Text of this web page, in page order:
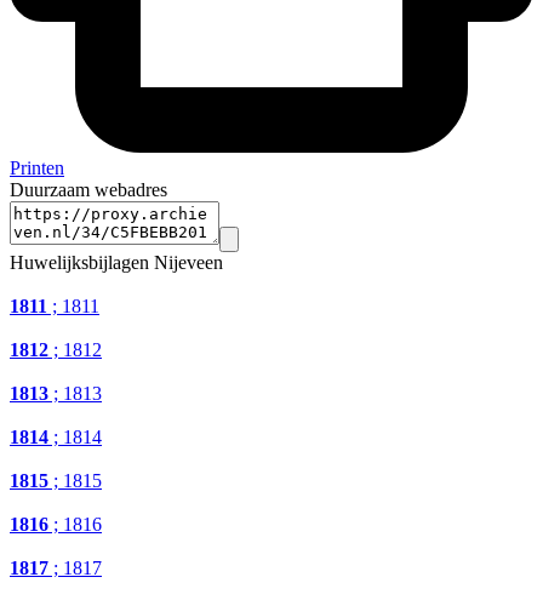
Printen
Duurzaam webadres
Huwelijksbijlagen Nijeveen
1811 ; 1811
1812 ; 1812
1813 ; 1813
1814 ; 1814
1815 ; 1815
1816 ; 1816
1817 ; 1817